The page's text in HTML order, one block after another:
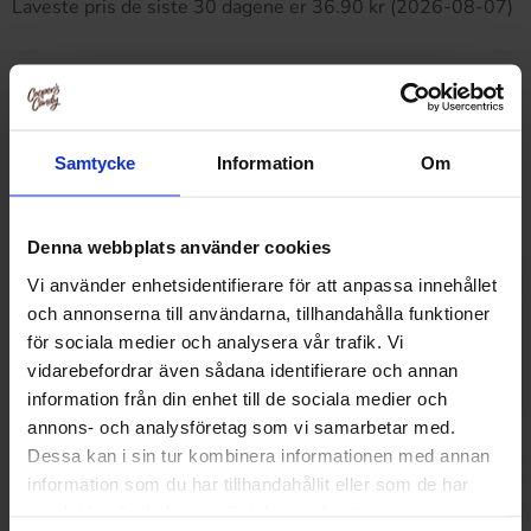
Samtycke Information Om
Denna webbplats använder cookies
Vi använder enhetsidentifierare för att anpassa innehållet
och annonserna till användarna, tillhandahålla funktioner
för sociala medier och analysera vår trafik. Vi
vidarebefordrar även sådana identifierare och annan
information från din enhet till de sociala medier och
annons- och analysföretag som vi samarbetar med.
Dessa kan i sin tur kombinera informationen med annan
information som du har tillhandahållit eller som de har
Laveste pris de siste 30 dagene er 36.90 kr (2026-08-07)
Relaterte produkter